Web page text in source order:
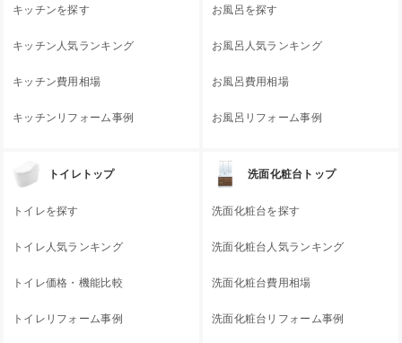
キッチンを探す
キッチン人気ランキング
キッチン費用相場
キッチンリフォーム事例
お風呂を探す
お風呂人気ランキング
お風呂費用相場
お風呂リフォーム事例
トイレトップ
トイレを探す
トイレ人気ランキング
トイレ価格・機能比較
トイレリフォーム事例
洗面化粧台トップ
洗面化粧台を探す
洗面化粧台人気ランキング
洗面化粧台費用相場
洗面化粧台リフォーム事例